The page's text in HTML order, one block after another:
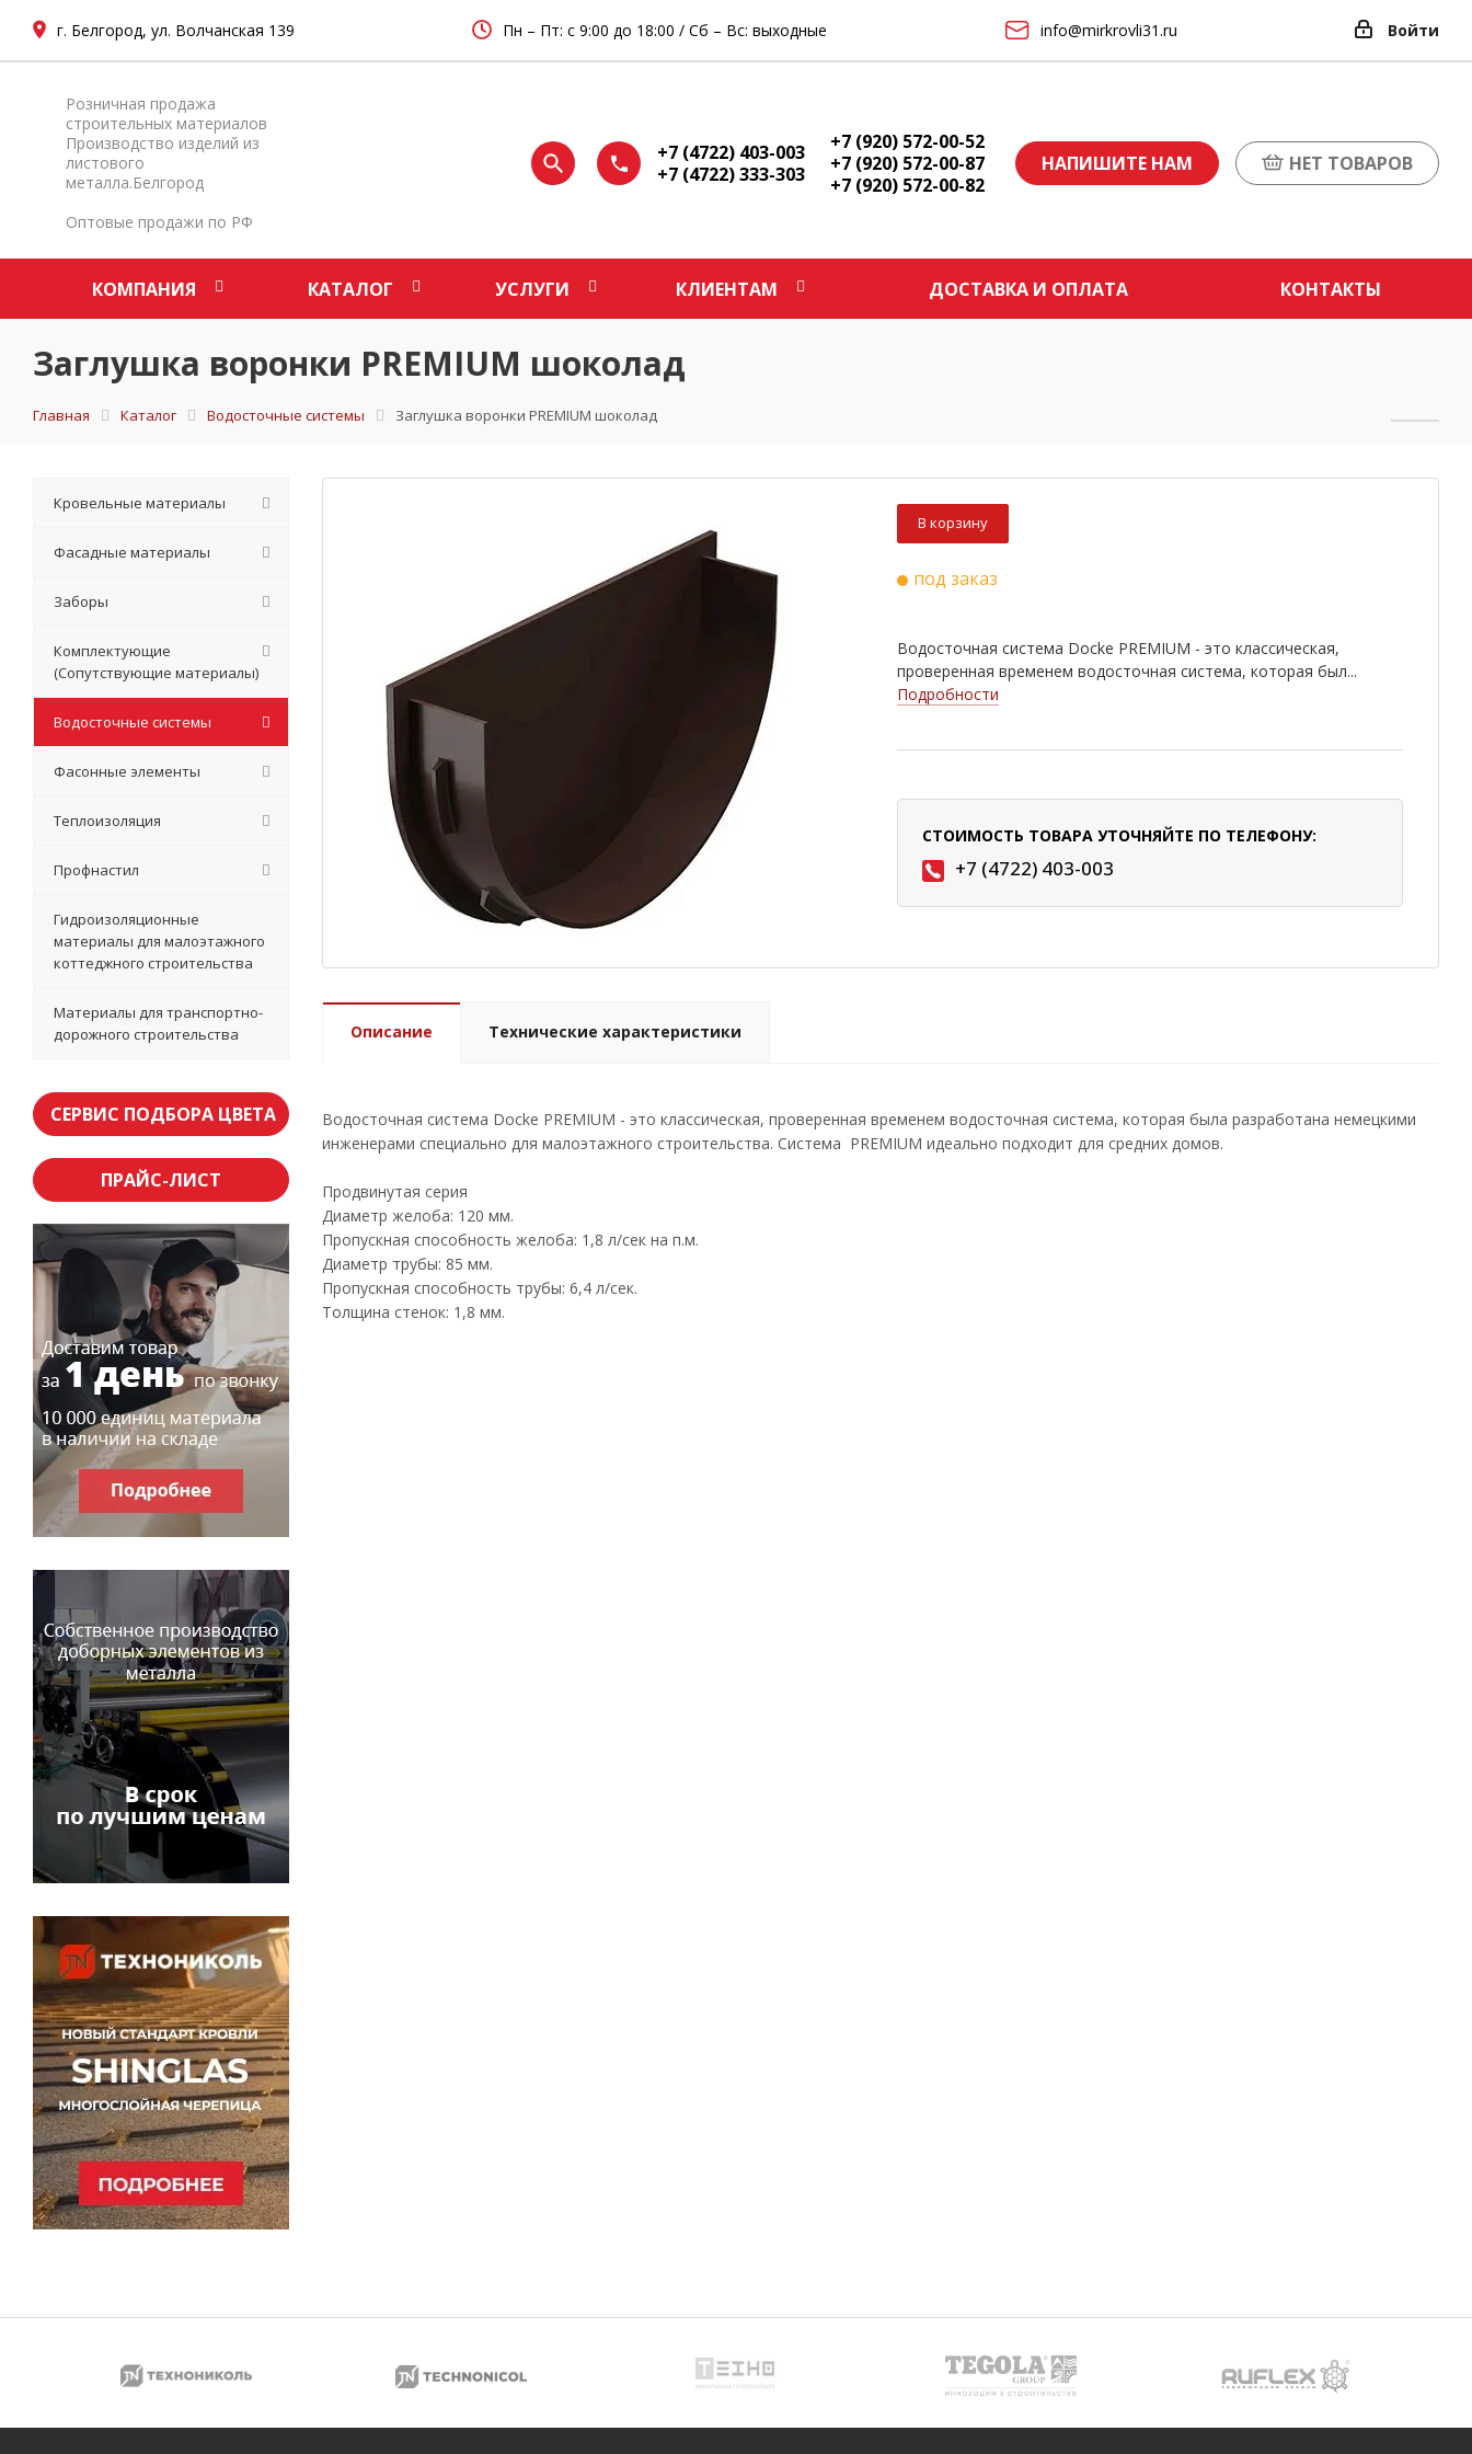
г. Белгород, ул. Волчанская 139 Пн – Пт: с 9:00 до 18:00 / Сб – Вс: выходные info@mirkrovli31.ru Войти
Розничная продажа
строительных материалов
Производство изделий из
листового
металла.Белгород
Оптовые продажи по РФ
+7 (4722) 403-003
+7 (4722) 333-303
+7 (920) 572-00-52
+7 (920) 572-00-87
+7 (920) 572-00-82
НАПИШИТЕ НАМ НЕТ ТОВАРОВ
КОМПАНИЯ КАТАЛОГ УСЛУГИ КЛИЕНТАМ ДОСТАВКА И ОПЛАТА КОНТАКТЫ
Заглушка воронки PREMIUM шоколад
Главная Каталог Водосточные системы Заглушка воронки PREMIUM шоколад
В корзину
под заказ
Водосточная система Docke PREMIUM - это классическая,
проверенная временем водосточная система, которая был...
Подробности
СТОИМОСТЬ ТОВАРА УТОЧНЯЙТЕ ПО ТЕЛЕФОНУ:
+7 (4722) 403-003
Описание Технические характеристики
Водосточная система Docke PREMIUM - это классическая, проверенная временем водосточная система, которая была разработана немецкими
инженерами специально для малоэтажного строительства. Система PREMIUM идеально подходит для средних домов.
Продвинутая серия
Диаметр желоба: 120 мм.
Пропускная способность желоба: 1,8 л/сек на п.м.
Диаметр трубы: 85 мм.
Пропускная способность трубы: 6,4 л/сек.
Толщина стенок: 1,8 мм.
Кровельные материалы
Фасадные материалы
Заборы
Комплектующие
(Сопутствующие материалы)
Водосточные системы
Фасонные элементы
Теплоизоляция
Профнастил
Гидроизоляционные
материалы для малоэтажного
коттеджного строительства
Материалы для транспортно-
дорожного строительства
СЕРВИС ПОДБОРА ЦВЕТА
ПРАЙС-ЛИСТ